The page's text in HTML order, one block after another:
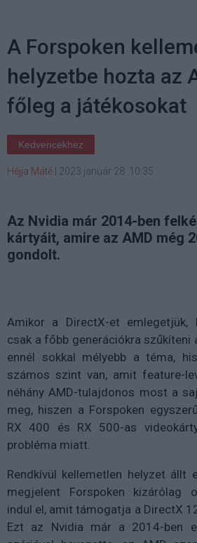
A Forspoken
helyzetbe hozta az
főleg a játékosokat
Kedvencekhez
Héjja Máté 2023 január 28. 10:35
Az Nvidia már 2014-ben
kártyáit, amire az AMD még
gondolt.
Amikor a DirectX-et emlegetjük,
csak a főbb generációkra szűkíteni
ennél sokkal mélyebb a téma,
számos szint van, amit feature-
néhány AMD-tulajdonos most a
meg, hiszen a Forspoken
RX 400 és RX 500-as
probléma miatt.
Rendkívül kellemetlen helyzet állt
megjelent Forspoken kizárólag
indul el, amit támogatja a DirectX
Ezt az Nvidia már a 2014-ben